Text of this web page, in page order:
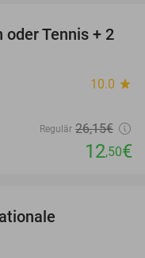
52%
Tennis + 2
10.0 star
Regulär 26,15€
12,50€